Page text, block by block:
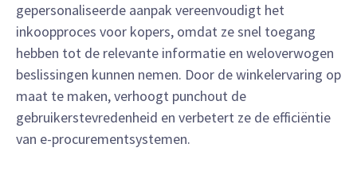
gepersonaliseerde aanpak vereenvoudigt het
inkoopproces voor kopers, omdat ze snel toegang
hebben tot de relevante informatie en weloverwogen
beslissingen kunnen nemen. Door de winkelervaring op
maat te maken, verhoogt punchout de
gebruikerstevredenheid en verbetert ze de efficiëntie
van e-procurementsystemen.